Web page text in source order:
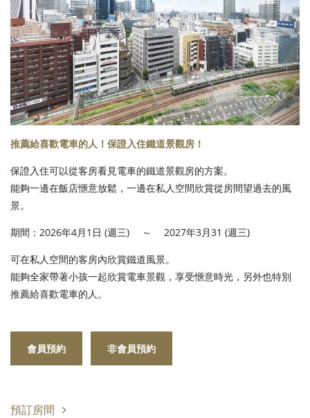
推薦給喜歡電車的人！保證入住鐵道景觀房！
保證入住可以從客房看見電車的鐵道景觀房的方案。
能夠一邊在飯店愜意放鬆，一邊在私人空間欣賞從房間望過去的風
景。
期間：2026年4月1日 (週三) ～ 2027年3月31 (週三)
可在私人空間的客房內欣賞鐵道風景。
能夠全家帶著小孩一起欣賞電車景觀，享受愜意時光，另外也特別
推薦給喜歡電車的人。
會員預約 非會員預約
預訂房間